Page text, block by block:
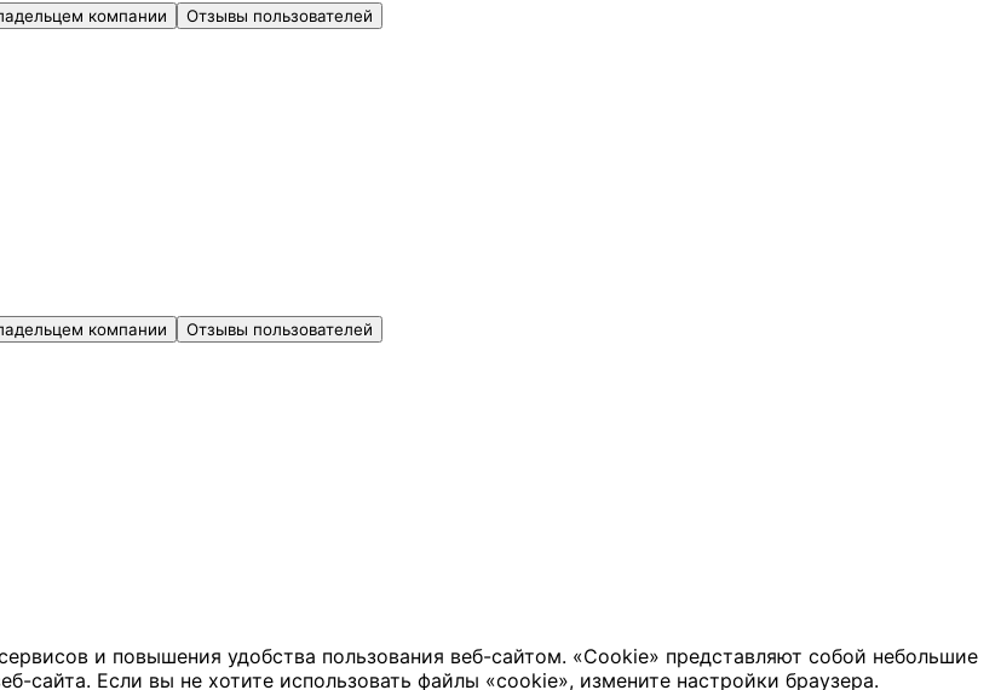
компании
Отзывы пользователей
компании
Отзывы пользователей
и повышения удобства пользования веб-сайтом. «Cookie» представляют собой небольшие
Если вы не хотите использовать файлы «cookie», измените настройки браузера.